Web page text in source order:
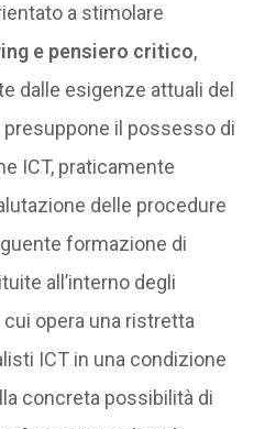
a stimolare
e pensiero critico,
dalle esigenze attuali del
il possesso di
ICT, praticamente
delle procedure
formazione di
all’interno degli
opera una ristretta
ICT in una condizione
concreta possibilità di